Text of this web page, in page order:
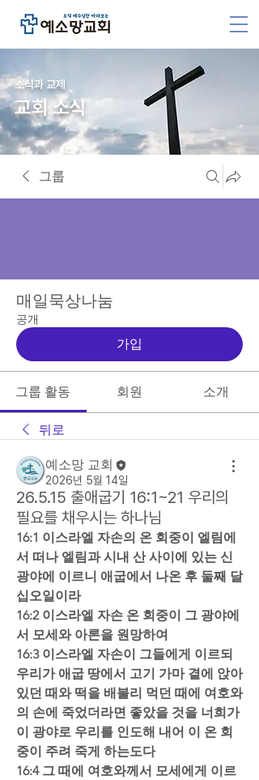
소식과 교제
교회 소식
그룹
매일묵상나눔
공개
가입
그룹 활동 회원 소개
뒤로
예소망 교회
2026년 5월 14일
26.5.15 출애굽기 16:1~21 우리의
필요를 채우시는 하나님
16:1 이스라엘 자손의 온 회중이 엘림에
서 떠나 엘림과 시내 산 사이에 있는 신
광야에 이르니 애굽에서 나온 후 둘째 달
십오일이라
16:2 이스라엘 자손 온 회중이 그 광야에
서 모세와 아론을 원망하여
16:3 이스라엘 자손이 그들에게 이르되
우리가 애굽 땅에서 고기 가마 곁에 앉아
있던 때와 떡을 배불리 먹던 때에 여호와
의 손에 죽었더라면 좋았을 것을 너희가
이 광야로 우리를 인도해 내어 이 온 회
중이 주려 죽게 하는도다
16:4 그 때에 여호와께서 모세에게 이르